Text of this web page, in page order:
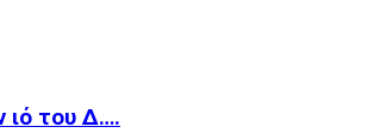
ιό του Δ….